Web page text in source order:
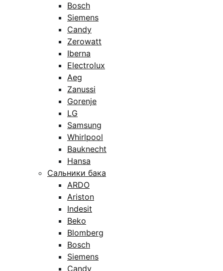
Bosch
Siemens
Candy
Zerowatt
Iberna
Electrolux
Aeg
Zanussi
Gorenje
LG
Samsung
Whirlpool
Bauknecht
Hansa
Сальники бака
ARDO
Ariston
Indesit
Beko
Blomberg
Bosch
Siemens
Candy